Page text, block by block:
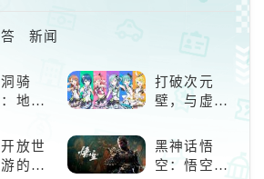
代」系列为收集钢弹历代作品中
自己喜欢的MS或角色，透过强
游戏系统，编制属于自己的部
队，亲身体验钢
新闻
洞骑
地下
极致
打破次元
壁，与虚拟
写音符物语
放世
的里
黑神话悟
空：悟空携